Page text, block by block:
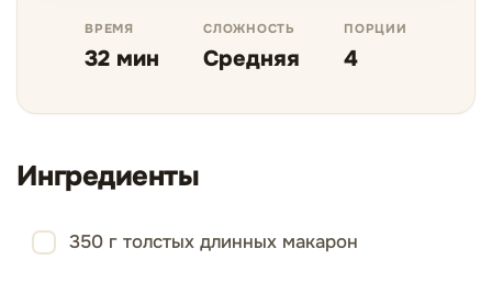
ВРЕМЯ
32 мин
СЛОЖНОСТЬ
Средняя
ПОРЦИИ
4
Ингредиенты
350 г толстых длинных макарон